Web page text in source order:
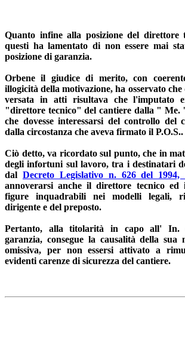
Quanto infine alla posizione del direttore
questi ha lamentato di non essere mai
posizione di garanzia.
Orbene il giudice di merito, con
illogicità della motivazione, ha osservato
versata in atti risultava che l'imputato
"direttore tecnico" del cantiere dalla " Me.
che dovesse interessarsi del controllo del
dalla circostanza che aveva firmato il P.O.S..
Ciò detto, va ricordato sul punto, che in
degli infortuni sul lavoro, tra i destinatari
dal Decreto Legislativo n. 626 del 1994,
annoverarsi anche il direttore tecnico
figure inquadrabili nei modelli legali,
dirigente e del preposto.
Pertanto, alla titolarità in capo all' In.
garanzia, consegue la causalità della sua
omissiva, per non essersi attivato a
evidenti carenze di sicurezza del cantiere.